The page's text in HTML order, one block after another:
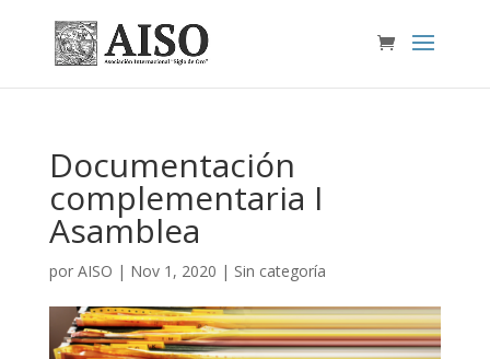
Documentación
complementaria I
Asamblea
por AISO | Nov 1, 2020 | Sin categoría